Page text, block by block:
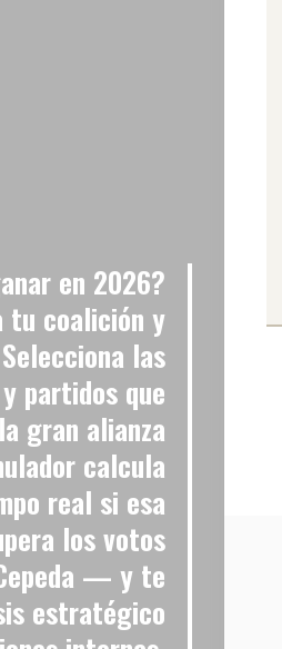
en 2026?
tu coalición y
las
partidos que
gran alianza
calcula
real si esa
los votos
— y te
estratégico